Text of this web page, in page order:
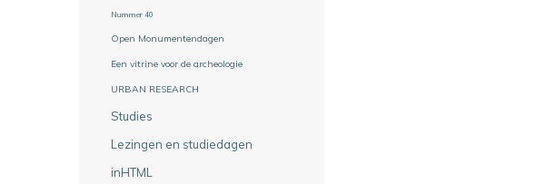
Nummer 40
Open Monumentendagen
Een vitrine voor de archeologie
URBAN RESEARCH
Studies
Lezingen en studiedagen
inHTML